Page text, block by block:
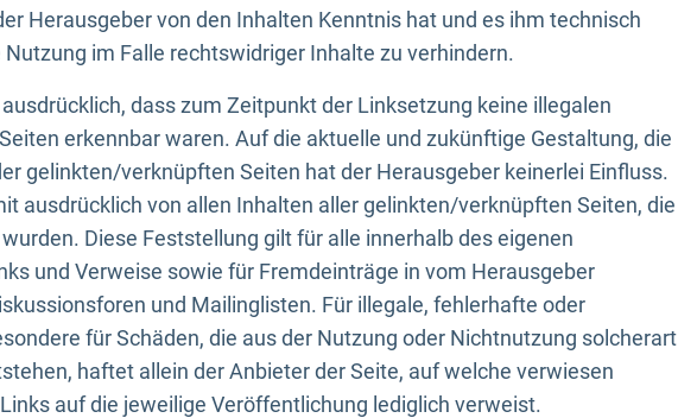
Herausgeber von den Inhalten Kenntnis hat und es ihm technisch
im Falle rechtswidriger Inhalte zu verhindern.
dass zum Zeitpunkt der Linksetzung keine illegalen
erkennbar waren. Auf die aktuelle und zukünftige Gestaltung, die
gelinkten/verknüpften Seiten hat der Herausgeber keinerlei Einfluss.
ausdrücklich von allen Inhalten aller gelinkten/verknüpften Seiten, die
Diese Feststellung gilt für alle innerhalb des eigenen
und Verweise sowie für Fremdeinträge in vom Herausgeber
und Mailinglisten. Für illegale, fehlerhafte oder
für Schäden, die aus der Nutzung oder Nichtnutzung solcherart
haftet allein der Anbieter der Seite, auf welche verwiesen
auf die jeweilige Veröffentlichung lediglich verweist.